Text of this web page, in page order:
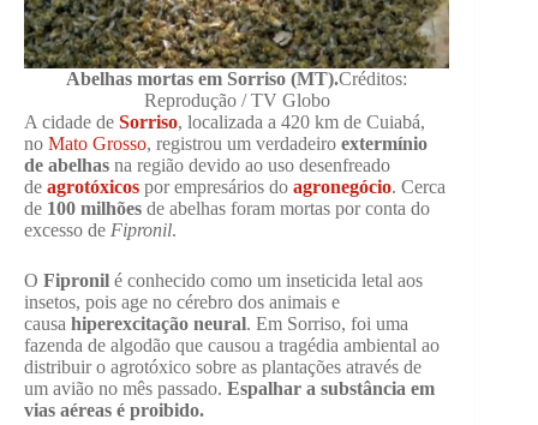
Abelhas mortas em Sorriso (MT).Créditos:
Reprodução / TV Globo
A cidade de Sorriso, localizada a 420 km de Cuiabá,
no Mato Grosso, registrou um verdadeiro extermínio
de abelhas na região devido ao uso desenfreado
de agrotóxicos por empresários do agronegócio. Cerca
de 100 milhões de abelhas foram mortas por conta do
excesso de Fipronil.
O Fipronil é conhecido como um inseticida letal aos
insetos, pois age no cérebro dos animais e
causa hiperexcitação neural. Em Sorriso, foi uma
fazenda de algodão que causou a tragédia ambiental ao
distribuir o agrotóxico sobre as plantações através de
um avião no mês passado. Espalhar a substância em
vias aéreas é proibido.